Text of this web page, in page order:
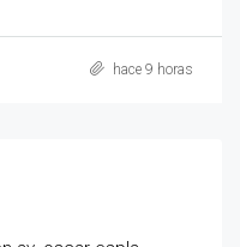
hace 9 horas